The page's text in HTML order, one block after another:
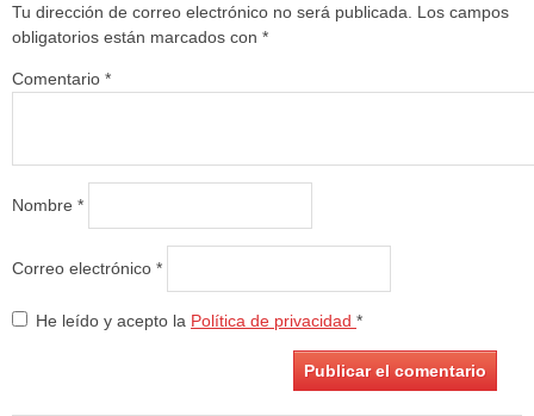
Tu dirección de correo electrónico no será publicada. Los campos
obligatorios están marcados con *
Comentario *
Nombre *
Correo electrónico *
He leído y acepto la Política de privacidad *